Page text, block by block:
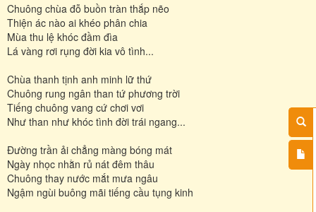
Chuông chùa đỗ buồn tràn thắp nẽo
Thiện ác nào ai khéo phân chia
Mùa thu lệ khóc đầm đìa
Lá vàng rơi rụng đời kia vô tình...
Chùa thanh tịnh anh minh lữ thứ
Chuông rung ngân than tứ phương trời
Tiếng chuông vang cứ chơi vơi
Như than như khóc tình đời trái ngang...
Ðường trần ải chẳng màng bóng mát
Ngày nhọc nhằn rủ nát đêm thâu
Chuông thay nước mắt mưa ngâu
Ngậm ngùi buông mãi tiếng cầu tụng kinh